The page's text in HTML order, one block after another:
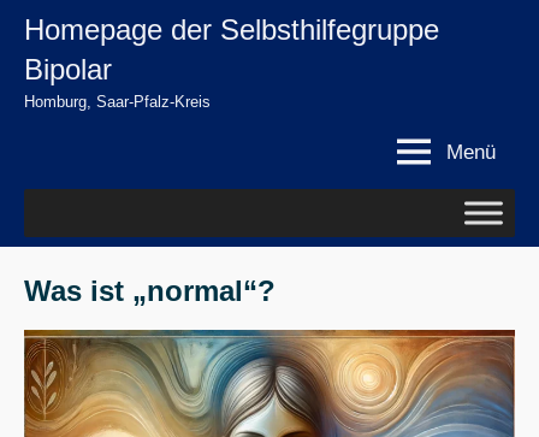
springen
Zum
springen
Homepage der Selbsthilfegruppe
Bipolar
Homburg, Saar-Pfalz-Kreis
Menü
Was ist „normal“?